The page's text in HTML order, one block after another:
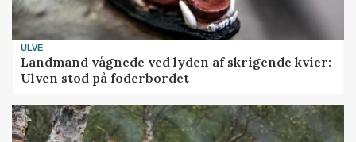
ULVE
Landmand vågnede ved lyden af skrigende kvier:
Ulven stod på foderbordet